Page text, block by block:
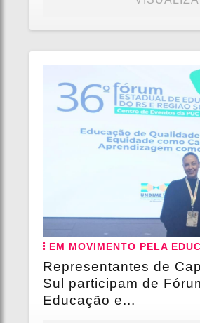
EM MOVIMENTO PELA
Representantes de
Sul participam de
Educação e...